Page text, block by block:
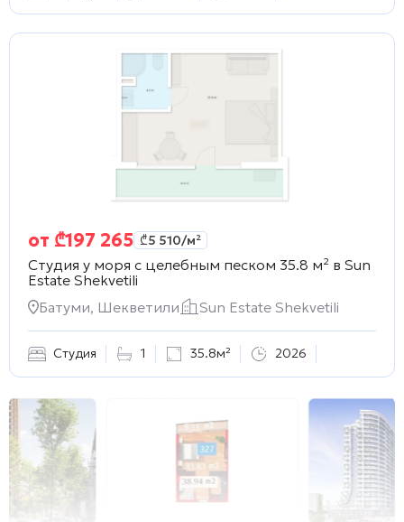
от ₾197 265 ₾5 510/м²
Студия у моря с целебным песком 35.8 м² в Sun
Estate Shekvetili
Батуми, Шекветили
Sun Estate Shekvetili
Студия 1 35.8м² 2026